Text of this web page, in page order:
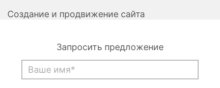
Создание и продвижение сайта
Запросить предложение